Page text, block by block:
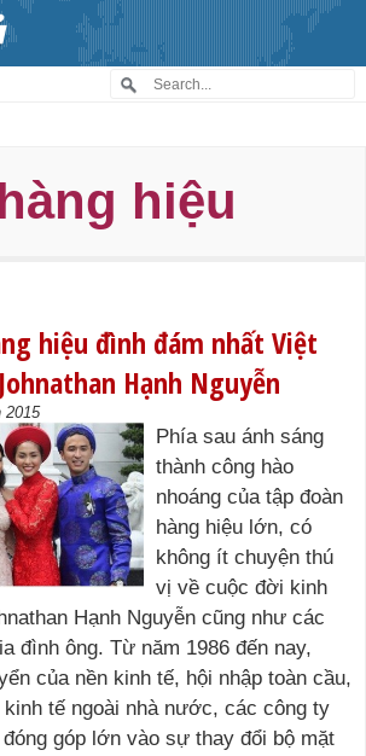
hiệu
hiệu đình đám nhất Việt
Hạnh Nguyễn
2015
Phía sau ánh sáng
thành công hào
nhoáng của tập đoàn
hàng hiệu lớn, có
không ít chuyện thú
vị về cuộc đời kinh
Hạnh Nguyễn cũng như các
đình ông. Từ năm 1986 đến nay,
của nền kinh tế, hội nhập toàn cầu,
kinh tế ngoài nhà nước, các công ty
góp lớn vào sự thay đổi bộ mặt